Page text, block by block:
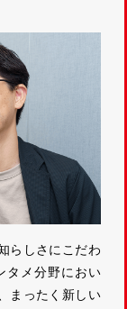
らしさにこだわ
タメ分野におい
まったく新しい